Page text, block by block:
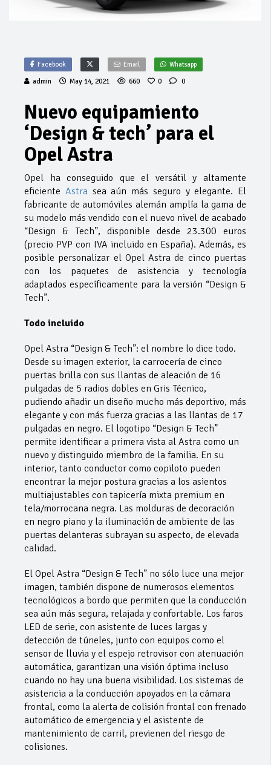
Facebook Email Whatsapp
admin May 14, 2021 660 0 0
Nuevo equipamiento
‘Design & tech’ para el
Opel Astra
Opel ha conseguido que el versátil y altamente
eficiente Astrasea aún más seguro y elegante. El
fabricante de automóviles alemán amplía la gama de
su modelo más vendido con el nuevo nivel de acabado
“Design & Tech”, disponible desde 23.300 euros
(precio PVP con IVA incluido en España). Además, es
posible personalizar el Opel Astra de cinco puertas
con los paquetes de asistencia y tecnología
adaptados específicamente para la versión “Design &
Tech”.
Todo incluido
Opel Astra “Design & Tech”: el nombre lo dice todo.
Desde su imagen exterior, la carrocería de cinco
puertas brilla con sus llantas de aleación de 16
pulgadas de 5 radios dobles en Gris Técnico,
pudiendo añadir un diseño mucho más deportivo, más
elegante y con más fuerza gracias a las llantas de 17
pulgadas en negro. El logotipo “Design & Tech”
permite identificar a primera vista al Astra como un
nuevo y distinguido miembro de la familia. En su
interior, tanto conductor como copiloto pueden
encontrar la mejor postura gracias a los asientos
multiajustables con tapicería mixta premium en
tela/morrocana negra. Las molduras de decoración
en negro piano y la iluminación de ambiente de las
puertas delanteras subrayan su aspecto, de elevada
calidad.
El Opel Astra “Design & Tech” no sólo luce una mejor
imagen, también dispone de numerosos elementos
tecnológicos a bordo que permiten que la conducción
sea aún más segura, relajada y confortable. Los faros
LED de serie, con asistente de luces largas y
detección de túneles, junto con equipos como el
sensor de lluvia y el espejo retrovisor con atenuación
automática, garantizan una visión óptima incluso
cuando no hay una buena visibilidad. Los sistemas de
asistencia a la conducción apoyados en la cámara
frontal, como la alerta de colisión frontal con frenado
automático de emergencia y el asistente de
mantenimiento de carril, previenen del riesgo de
colisiones.